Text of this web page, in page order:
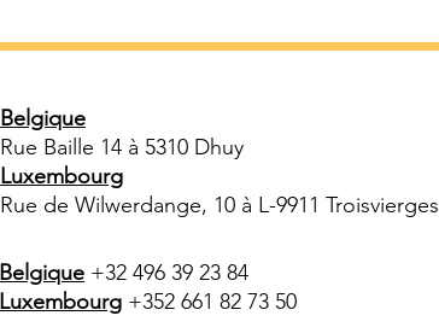
Belgique
Rue Baille 14 à 5310 Dhuy
Luxembourg
Rue de Wilwerdange, 10 à L-9911 Troisvierges
Belgique +32 496 39 23 84
Luxembourg +352 661 82 73 50